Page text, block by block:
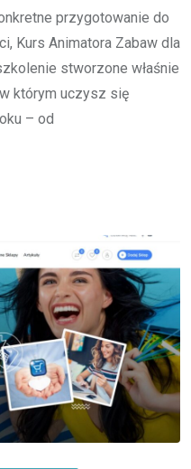
przygotowanie do
Kurs Animatora Zabaw dla
stworzone właśnie
którym uczysz się
– od